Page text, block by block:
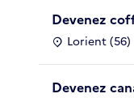
Devenez
Lorient (56)
Devenez